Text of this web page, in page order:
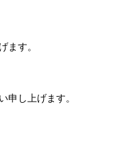
ます。
申し上げます。